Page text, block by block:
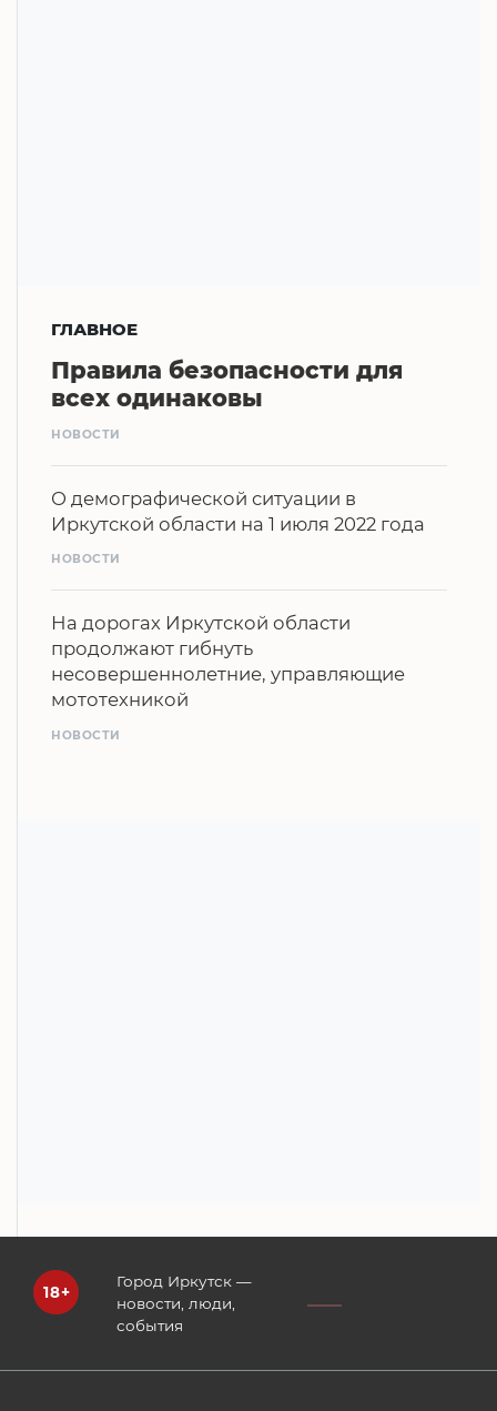
ГЛАВНОЕ
Правила безопасности для
всех одинаковы
НОВОСТИ
О демографической ситуации в
Иркутской области на 1 июля 2022 года
НОВОСТИ
На дорогах Иркутской области
продолжают гибнуть
несовершеннолетние, управляющие
мототехникой
НОВОСТИ
Город Иркутск —
новости, люди,
события